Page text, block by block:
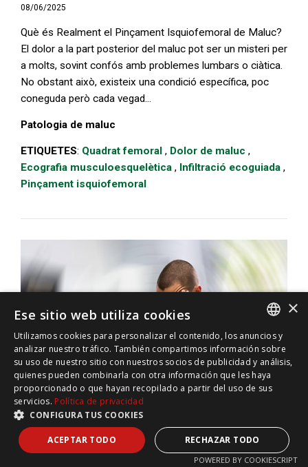
08/06/2025
Què és Realment el Pinçament Isquiofemoral de Maluc?
El dolor a la part posterior del maluc pot ser un misteri per
a molts, sovint confós amb problemes lumbars o ciàtica.
No obstant això, existeix una condició específica, poc
coneguda però cada vegad...
Patologia de maluc
ETIQUETES: Quadrat femoral , Dolor de maluc ,
Ecografia musculoesquelètica , Infiltració ecoguiada ,
Pinçament isquiofemoral
Pateixes de dolor cervical i marejos?:
SPANISH
INGLES
ALEMAN
×
Ese sitio web utiliza cookies
Utilizamos cookies para personalizar el contenido, los anuncios y
analizar nuestro tráfico. También compartimos información sobre
su uso de nuestro sitio con nuestros socios de publicidad y análisis,
quienes pueden combinarla con otra información que les haya
proporcionado o que hayan recopilado a partir del uso de sus
servicios. Política de privacidad
CONFIGURA TUS COOKIES
ACEPTAR TODO RECHAZAR TODO
POWERED BY COOKIESCRIPT